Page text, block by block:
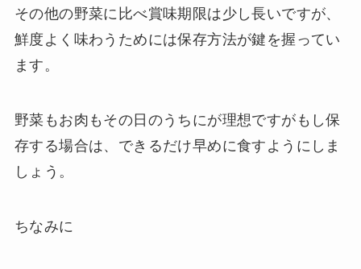
その他の野菜に比べ賞味期限は少し長いですが、
鮮度よく味わうためには保存方法が鍵を握ってい
ます。
野菜もお肉もその日のうちにが理想ですがもし保
存する場合は、できるだけ早めに食すようにしま
しょう。
ちなみに